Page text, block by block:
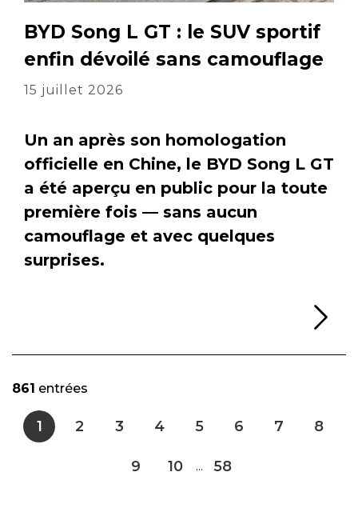
BYD Song L GT : le SUV sportif
enfin dévoilé sans camouflage
15 juillet 2026
Un an après son homologation
officielle en Chine, le BYD Song L GT
a été aperçu en public pour la toute
première fois — sans aucun
camouflage et avec quelques
surprises.
861 entrées
1 2 3 4 5 6 7 8
9 10 ... 58